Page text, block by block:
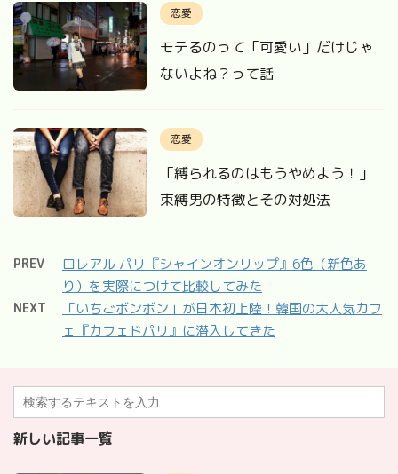
恋愛
モテるのって「可愛い」だけじゃ
ないよね？って話
恋愛
「縛られるのはもうやめよう！」
束縛男の特徴とその対処法
PREV
ロレアル パリ『シャインオンリップ』6色（新色あ
り）を実際につけて比較してみた
NEXT
「いちごボンボン」が日本初上陸！韓国の大人気カフ
ェ『カフェドパリ』に潜入してきた
新しい記事一覧